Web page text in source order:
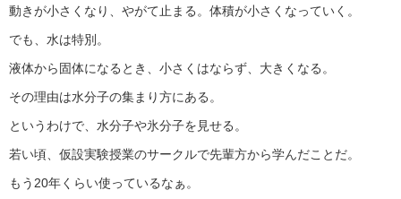
動きが小さくなり、やがて止まる。体積が小さくなっていく。
でも、水は特別。
液体から固体になるとき、小さくはならず、大きくなる。
その理由は水分子の集まり方にある。
というわけで、水分子や氷分子を見せる。
若い頃、仮設実験授業のサークルで先輩方から学んだことだ。
もう20年くらい使っているなぁ。